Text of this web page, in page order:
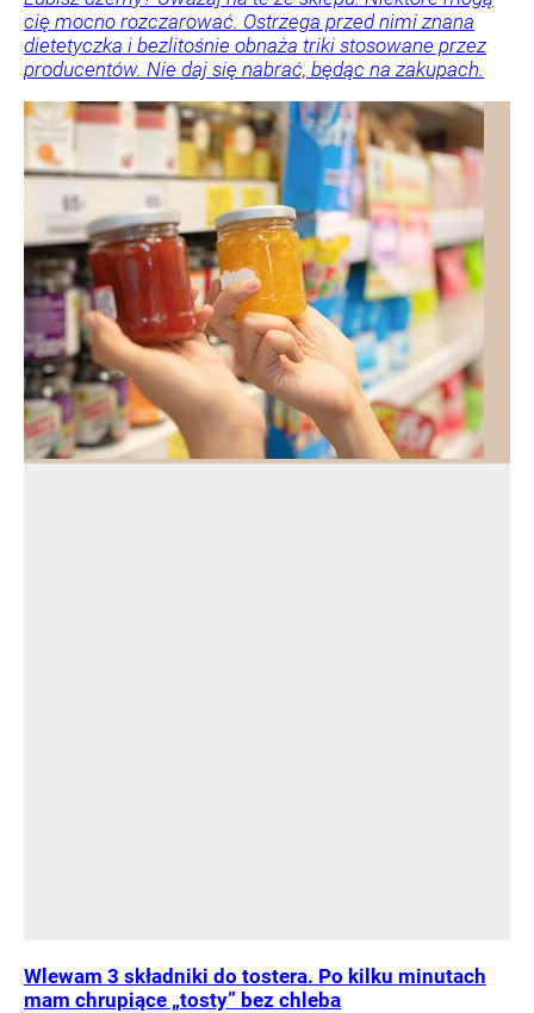
cię mocno rozczarować. Ostrzega przed nimi znana
dietetyczka i bezlitośnie obnaża triki stosowane przez
producentów. Nie daj się nabrać, będąc na zakupach.
Wlewam 3 składniki do tostera. Po kilku minutach
mam chrupiące „tosty” bez chleba